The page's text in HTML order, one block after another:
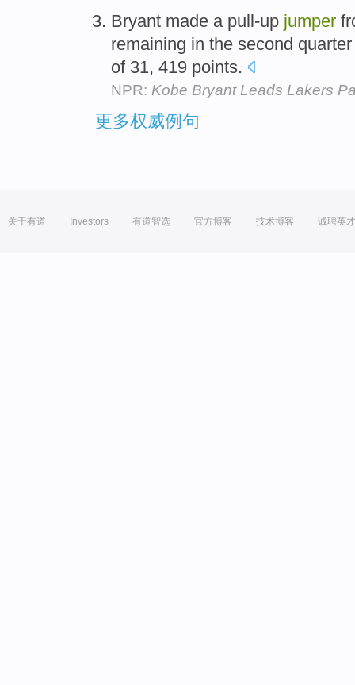
Bryant made a pull-up jumper
remaining in the second
of 31, 419 points.
NPR: Kobe Bryant Leads Lakers
更多权威例句
关于有道 Investors 有道智选 官方博客 技术博客 诚聘英才